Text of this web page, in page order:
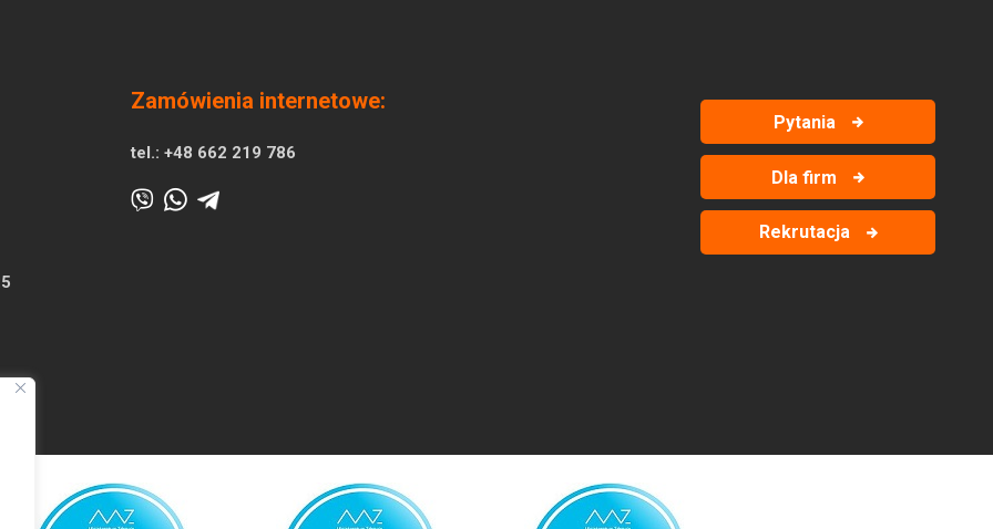
Zamówienia internetowe:
tel.: +48 662 219 786
Pytania
Dla firm
Rekrutacja